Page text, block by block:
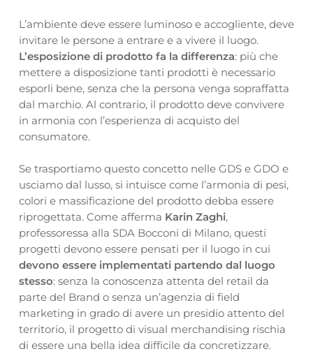
L’ambiente deve essere luminoso e accogliente, deve
invitare le persone a entrare e a vivere il luogo.
L’esposizione di prodotto fa la differenza: più che
mettere a disposizione tanti prodotti è necessario
esporli bene, senza che la persona venga sopraffatta
dal marchio. Al contrario, il prodotto deve convivere
in armonia con l’esperienza di acquisto del
consumatore.
Se trasportiamo questo concetto nelle GDS e GDO e
usciamo dal lusso, si intuisce come l’armonia di pesi,
colori e massificazione del prodotto debba essere
riprogettata. Come afferma Karin Zaghi,
professoressa alla SDA Bocconi di Milano, questi
progetti devono essere pensati per il luogo in cui
devono essere implementati partendo dal luogo
stesso: senza la conoscenza attenta del retail da
parte del Brand o senza un’agenzia di field
marketing in grado di avere un presidio attento del
territorio, il progetto di visual merchandising rischia
di essere una bella idea difficile da concretizzare.